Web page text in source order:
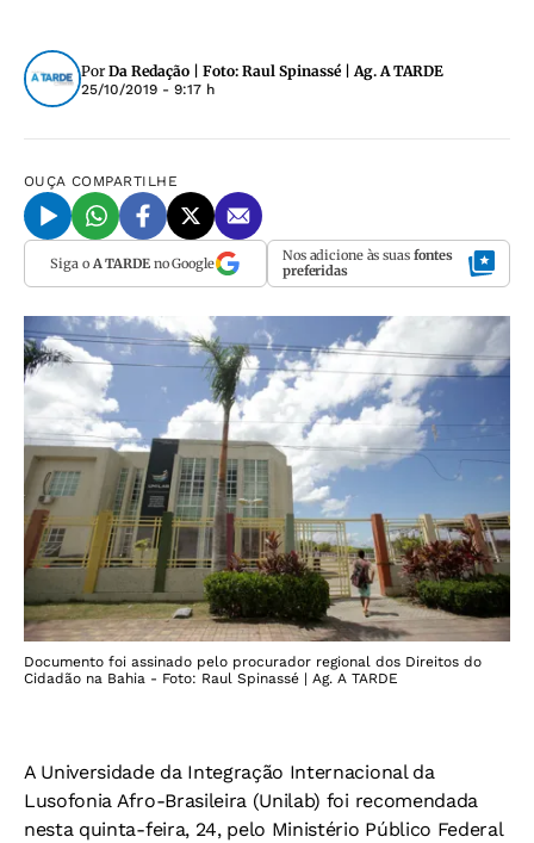
Por Da Redação | Foto: Raul Spinassé | Ag. A TARDE
25/10/2019 - 9:17 h
OUÇA COMPARTILHE
Siga o A TARDEno Google Nos adicione às suas fontes
preferidas
Documento foi assinado pelo procurador regional dos Direitos do
Cidadão na Bahia - Foto: Raul Spinassé | Ag. A TARDE
A Universidade da Integração Internacional da
Lusofonia Afro-Brasileira (Unilab) foi recomendada
nesta quinta-feira, 24, pelo Ministério Público Federal